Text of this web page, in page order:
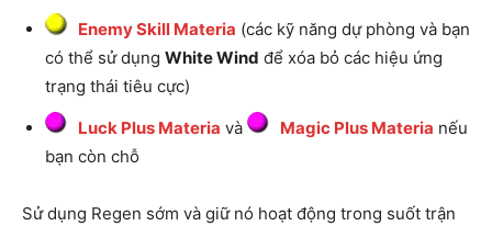
Enemy Skill Materia (các kỹ năng dự phòng và bạn
có thể sử dụng White Wind để xóa bỏ các hiệu ứng
trạng thái tiêu cực)
Luck Plus Materia và Magic Plus Materia nếu
bạn còn chỗ
Sử dụng Regen sớm và giữ nó hoạt động trong suốt trận